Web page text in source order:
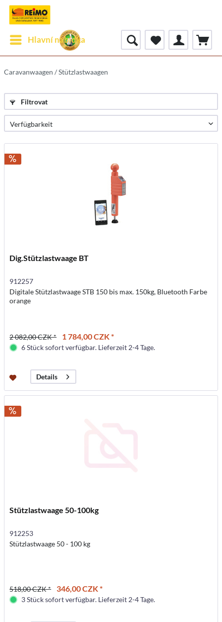
Hlavní nabídka
Caravanwaagen / Stützlastwaagen
Filtrovat
Dig.Stützlastwaage BT
912257
Digitale Stützlastwaage STB 150 bis max. 150kg, Bluetooth Farbe
orange
2 082,00 CZK * 1 784,00 CZK *
6 Stück sofort verfügbar. Lieferzeit 2-4 Tage.
Details
Stützlastwaage 50-100kg
912253
Stützlastwaage 50 - 100 kg
518,00 CZK * 346,00 CZK *
3 Stück sofort verfügbar. Lieferzeit 2-4 Tage.